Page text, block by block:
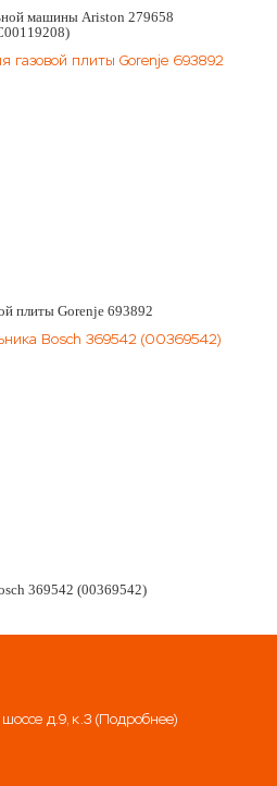
машины Ariston 279658
плиты Gorenje 693892
369542 (00369542)
д.9, к.3 (Подробнее)